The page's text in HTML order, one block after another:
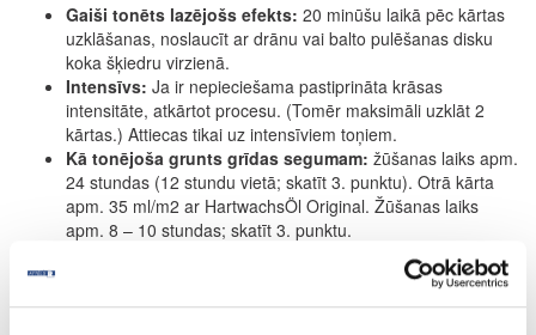
Gaiši tonēts lazējošs efekts: 20 minūšu laikā pēc kārtas
uzklāšanas, noslaucīt ar drānu vai balto pulēšanas disku
koka šķiedru virzienā.
Intensīvs: Ja ir nepieciešama pastiprināta krāsas
intensitāte, atkārtot procesu. (Tomēr maksimāli uzklāt 2
kārtas.) Attiecas tikai uz intensīviem toņiem.
Kā tonējoša grunts grīdas segumam: žūšanas laiks apm.
24 stundas (12 stundu vietā; skatīt 3. punktu). Otrā kārta
apm. 35 ml/m2 ar HartwachsÖl Original. Žūšanas laiks
apm. 8 – 10 stundas; skatīt 3. punktu.
SASTĀVDAĻAS
Uz dabīgo augu eļļu un vasku bāzes (saulespuķu eļļa, sojas eļļa,